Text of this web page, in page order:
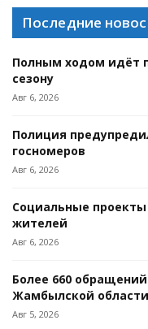
Последние
Полным ходом идёт
сезону
Авг 6, 2026
Полиция
госномеров
Авг 6, 2026
Социальные
жителей
Авг 6, 2026
Более 660
Жамбылской
Авг 5, 2026